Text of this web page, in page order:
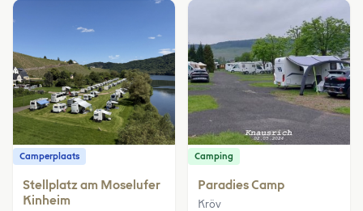
Camperplaats
Stellplatz am Moselufer
Kinheim
Camping
Paradies Camp
Kröv